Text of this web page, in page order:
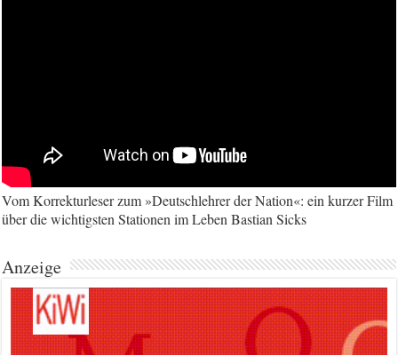
Vom Korrekturleser zum »Deutschlehrer der Nation«: ein kurzer Film
über die wichtigsten Stationen im Leben Bastian Sicks
Anzeige